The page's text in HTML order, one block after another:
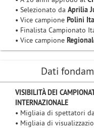
• Selezionato da Aprilia
• Vice campione Polini
• Finalista Campionato
• Vice campione
Dati
VISIBILITÀ DEI
INTERNAZIONALE
• Migliaia di spettatori
• Migliaia di